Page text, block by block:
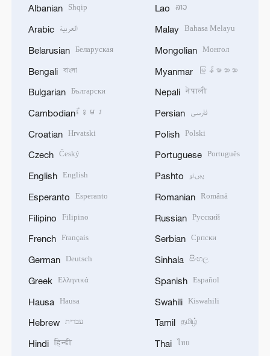
Albanian Shqip
Arabic العربية
Belarusian Беларуская
Bengali বাংলা
Bulgarian Български
Cambodian ខ្មែរ
Croatian Hrvatski
Czech Český
English English
Esperanto Esperanto
Filipino Filipino
French Français
German Deutsch
Greek Ελληνικά
Hausa Hausa
Hebrew עברית
Hindi हिन्दी
Lao ລາວ
Malay Bahasa Melayu
Mongolian Монгол
Myanmar မြန်မာဘာသာ
Nepali नेपाली
Persian فارسی
Polish Polski
Portuguese Português
Pashto پښتو
Romanian Română
Russian Русский
Serbian Српски
Sinhala සිංහල
Spanish Español
Swahili Kiswahili
Tamil தமிழ்
Thai ไทย